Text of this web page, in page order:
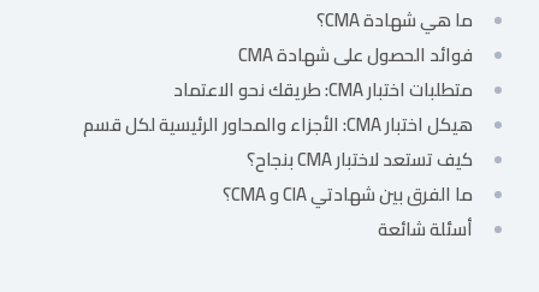
الدليل
الإرشادي
خريطة
الموقع
ما هي شهادة CMA؟
فوائد الحصول على شهادة CMA
متطلبات اختبار CMA: طريقك نحو الاعتماد
هيكل اختبار CMA: الأجزاء والمحاور الرئيسية لكل قسم
كيف تستعد لاختبار CMA بنجاح؟
ما الفرق بين شهادتي CIA و CMA؟
أسئلة شائعة